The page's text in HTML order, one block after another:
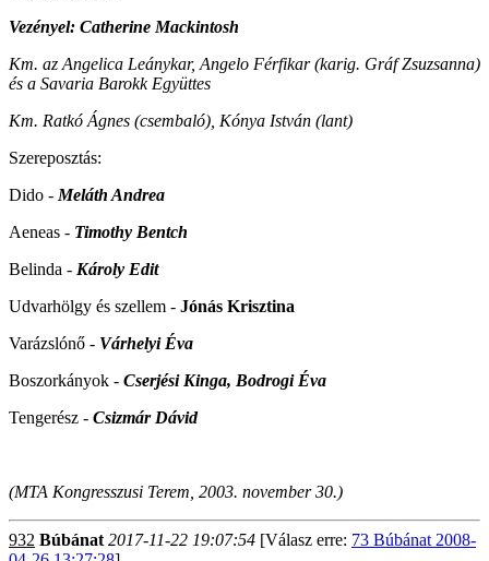
Vezényel: Catherine Mackintosh
Km. az Angelica Leánykar, Angelo Férfikar (karig. Gráf Zsuzsanna)
és a Savaria Barokk Együttes
Km. Ratkó Ágnes (csembaló), Kónya István (lant)
Szereposztás:
Dido - Meláth Andrea
Aeneas - Timothy Bentch
Belinda - Károly Edit
Udvarhölgy és szellem - Jónás Krisztina
Varázslónő - Várhelyi Éva
Boszorkányok - Cserjési Kinga, Bodrogi Éva
Tengerész - Csizmár Dávid
(MTA Kongresszusi Terem, 2003. november 30.)
932 Búbánat 2017-11-22 19:07:54 [Válasz erre: 73 Búbánat 2008-